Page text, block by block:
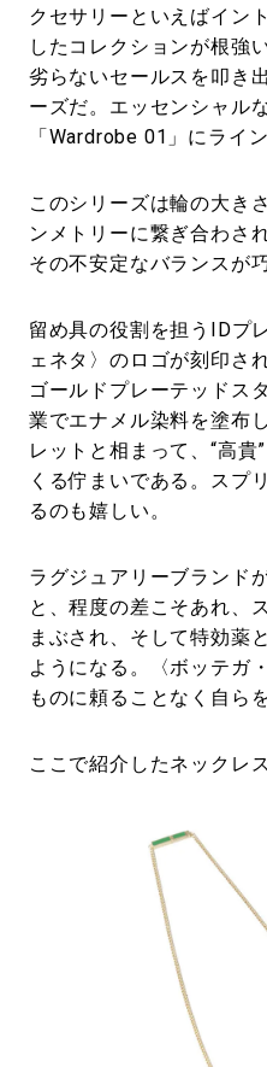
クセサリーといえばイン
したコレクションが根強
劣らないセールスを叩き
ーズだ。エッセンシャル
「Wardrobe 01」にライ
このシリーズは輪の大き
ンメトリーに繋ぎ合わさ
その不安定なバランスが
留め具の役割を担うIDプ
ェネタ〉のロゴが刻印さ
ゴールドプレーテッドス
業でエナメル染料を塗布
レットと相まって、“高貴
くる佇まいである。スプ
るのも嬉しい。
ラグジュアリーブランド
と、程度の差こそあれ、
まぶされ、そして特効薬
ようになる。〈ボッテガ
ものに頼ることなく自ら
ここで紹介したネックレ